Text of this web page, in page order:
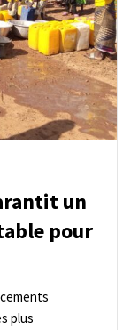
un
pour
plus